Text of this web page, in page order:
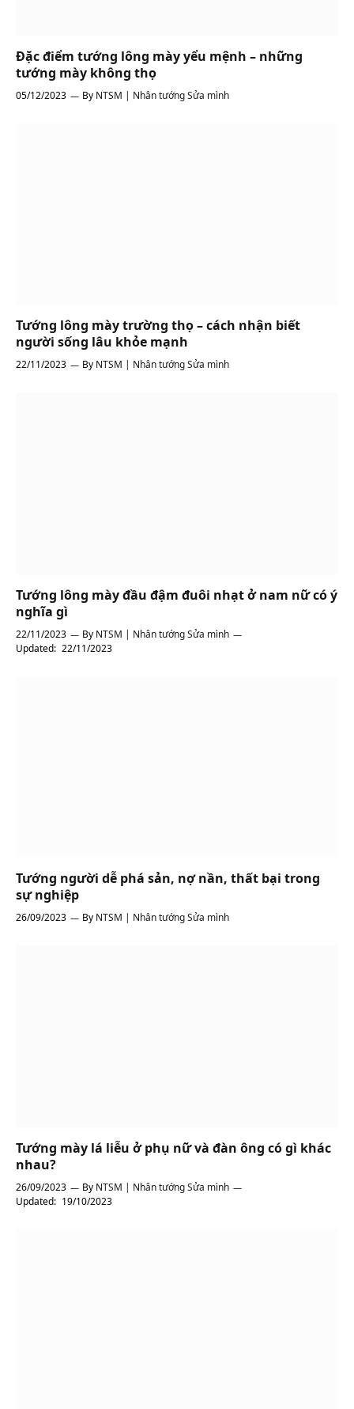
Đặc điểm tướng lông mày yểu mệnh – những
tướng mày không thọ
05/12/2023 By NTSM | Nhân tướng Sửa mình
Tướng lông mày trường thọ – cách nhận biết
người sống lâu khỏe mạnh
22/11/2023 By NTSM | Nhân tướng Sửa mình
Tướng lông mày đầu đậm đuôi nhạt ở nam nữ có ý
nghĩa gì
22/11/2023 By NTSM | Nhân tướng Sửa mình
Updated: 22/11/2023
Tướng người dễ phá sản, nợ nần, thất bại trong
sự nghiệp
26/09/2023 By NTSM | Nhân tướng Sửa mình
Tướng mày lá liễu ở phụ nữ và đàn ông có gì khác
nhau?
26/09/2023 By NTSM | Nhân tướng Sửa mình
Updated: 19/10/2023